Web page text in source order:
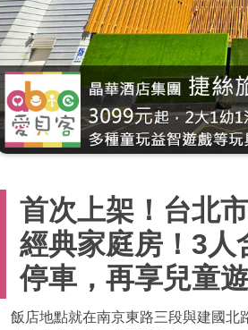
首次上架！台北
經典家庭房！3人
停車，再享兒童
飯店地點就在南京東路三段與建國北